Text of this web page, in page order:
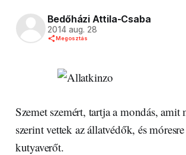
Bedőházi Attila-Csaba
2014 aug. 28
Megosztás
Szemet szemért, tartja a mondás, amit
szerint vettek az állatvédők, és
kutyaverőt.